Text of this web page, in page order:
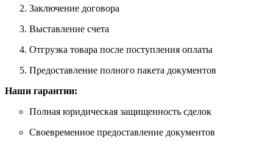
Заключение договора
Выставление счета
Отгрузка товара после поступления оплаты
Предоставление полного пакета документов
Наши гарантии:
Полная юридическая защищенность сделок
Своевременное предоставление документов